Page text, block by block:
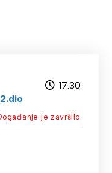
17:30
je završilo